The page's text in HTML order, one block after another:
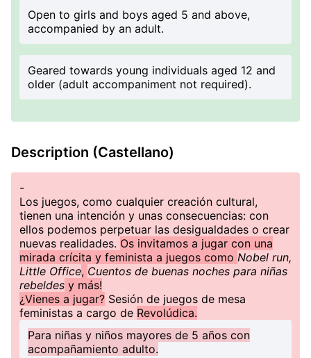
Open to girls and boys aged 5 and above,
accompanied by an adult.
Geared towards young individuals aged 12 and
older (adult accompaniment not required).
Description (Castellano)
-
Los juegos, como cualquier creación cultural,
tienen una intención y unas consecuencias: con
ellos podemos perpetuar las desigualdades o crear
nuevas realidades. Os invitamos a jugar con una
mirada crícita y feminista a juegos como Nobel run,
Little Office, Cuentos de buenas noches para niñas
rebeldes y más!
¿Vienes a jugar? Sesión de juegos de mesa
feministas a cargo de Revolúdica.
Para niñas y niños mayores de 5 años con
acompañamiento adulto.